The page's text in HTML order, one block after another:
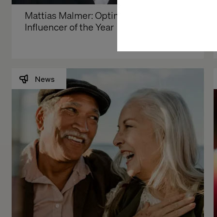
Mattias Malmer: Optimizely’s
Influencer of the Year
News